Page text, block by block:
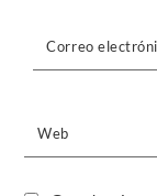
Correo
Web